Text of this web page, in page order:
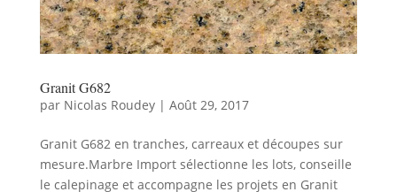
Granit G682
par Nicolas Roudey| Août 29, 2017
Granit G682 en tranches, carreaux et découpes sur
mesure.Marbre Import sélectionne les lots, conseille
le calepinage et accompagne les projets en Granit